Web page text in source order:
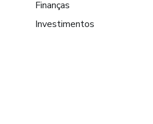
Finanças
Investimentos